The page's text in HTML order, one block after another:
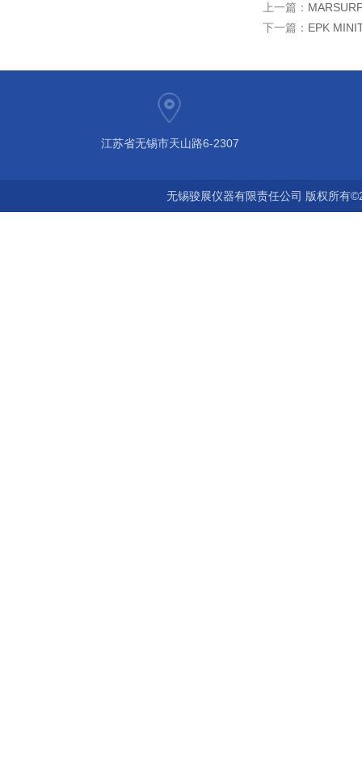
上一篇：
下一篇： EPK
江苏省无锡市天山路6-2307
无锡骏展仪器有限责任公司 版权所有